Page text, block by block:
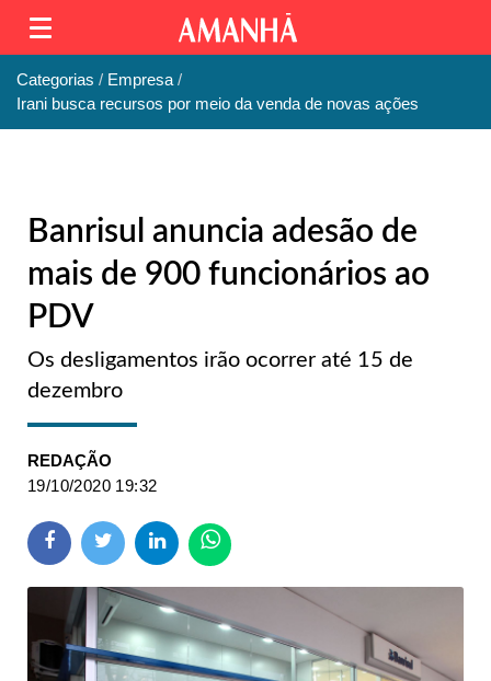
Categorias
Empresa
Irani busca recursos por meio da venda de novas ações
Banrisul anuncia adesão de
mais de 900 funcionários ao
PDV
Os desligamentos irão ocorrer até 15 de
dezembro
REDAÇÃO
19/10/2020 19:32